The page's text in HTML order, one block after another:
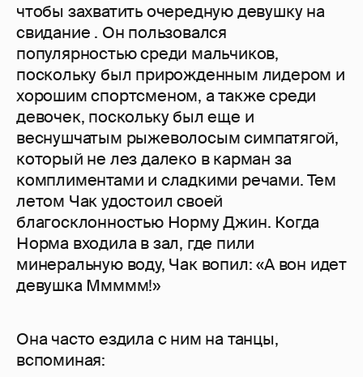
чтобы захватить очередную девушку на
свидание . Он пользовался
популярностью среди мальчиков,
поскольку был прирожденным лидером и
хорошим спортсменом, а также среди
девочек, поскольку был еще и
веснушчатым рыжеволосым симпатягой,
который не лез далеко в карман за
комплиментами и сладкими речами. Тем
летом Чак удостоил своей
благосклонностью Норму Джин. Когда
Норма входила в зал, где пили
минеральную воду, Чак вопил: «А вон идет
девушка Ммммм!»
Она часто ездила с ним на танцы,
вспоминая: